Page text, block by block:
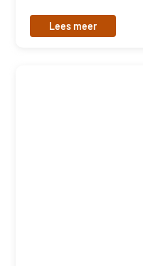
Lees meer